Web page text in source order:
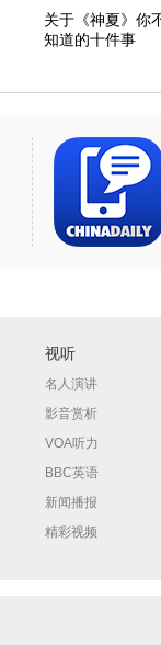
关于《神夏》你
知道的十件事
视听
名人演讲
影音赏析
VOA听力
BBC英语
新闻播报
精彩视频